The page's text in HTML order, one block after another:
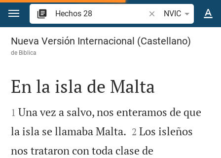
Ir a un contenido
Buscar versículo
NVIC
Hechos 28
Nueva Versión Internacional (Castellano)
de Biblica

En la isla de Malta

1 Una vez a salvo, nos enteramos de que
la isla se llamaba Malta. 

2 Los isleños
nos trataron con toda clase de